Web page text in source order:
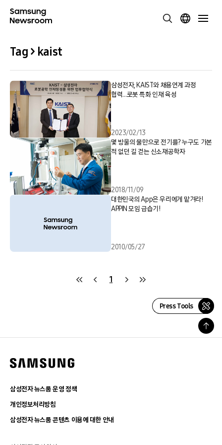
Tag > kaist
삼성전자, KAIST와 채용연계 과정
협력…로봇 특화 인재 육성
2023/02/13
몇 방울의 물만으로 전기를? 누구도 가본
적 없던 길 걷는 신소재공학자
2018/11/09
대한민국의 App은 우리에게 맡겨라!
APPIN 모임 급습기!
2010/05/27
1
Press Tools
삼성전자 뉴스룸 운영 정책
개인정보처리방침
삼성전자 뉴스룸 콘텐츠 이용에 대한 안내